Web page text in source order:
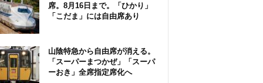
席。8月16日まで。「ひかり」
「こだま」には自由席あり
山陰特急から自由席が消える。
「スーパーまつかぜ」「スーパ
ーおき」全席指定席化へ